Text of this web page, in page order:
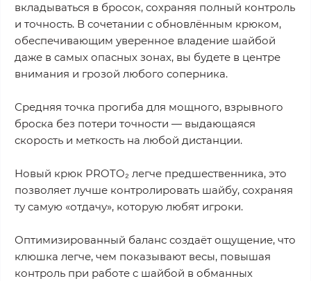
вкладываться в бросок, сохраняя полный контроль
и точность. В сочетании с обновлённым крюком,
обеспечивающим уверенное владение шайбой
даже в самых опасных зонах, вы будете в центре
внимания и грозой любого соперника.
Средняя точка прогиба для мощного, взрывного
броска без потери точности — выдающаяся
скорость и меткость на любой дистанции.
Новый крюк PROTO₂ легче предшественника, это
позволяет лучше контролировать шайбу, сохраняя
ту самую «отдачу», которую любят игроки.
Оптимизированный баланс создаёт ощущение, что
клюшка легче, чем показывают весы, повышая
контроль при работе с шайбой в обманных